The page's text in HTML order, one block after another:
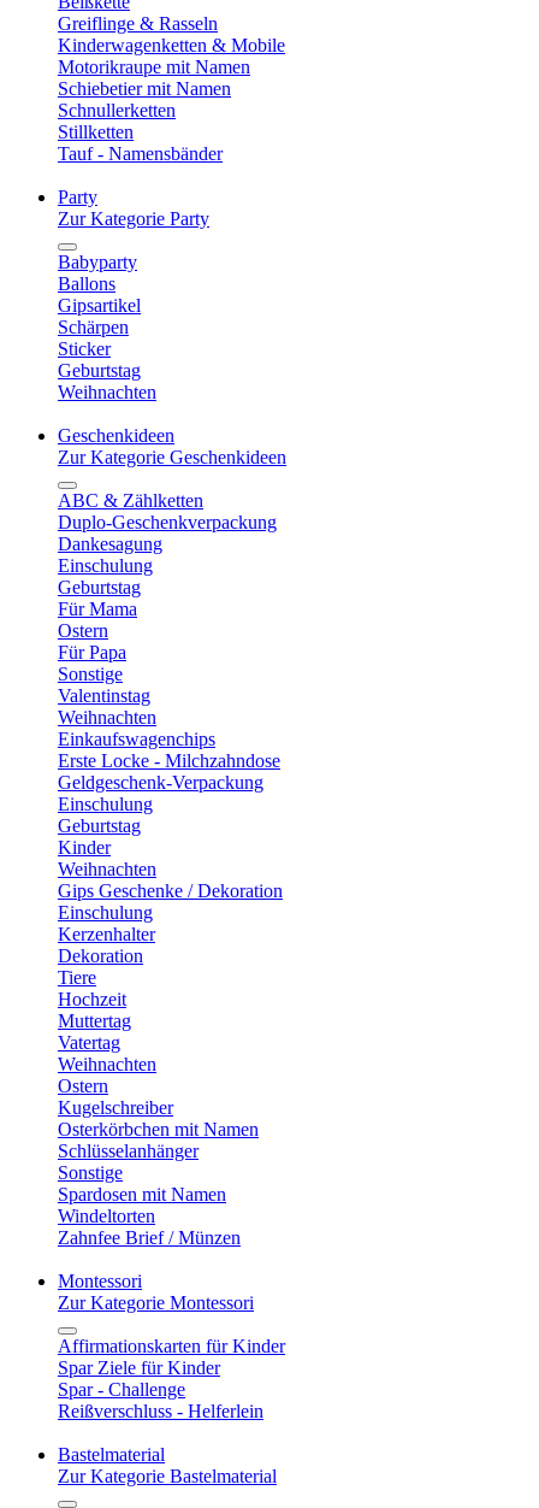
Greiflinge & Rasseln
Kinderwagenketten & Mobile
Motorikraupe mit Namen
Schiebetier mit Namen
Schnullerketten
Stillketten
Tauf - Namensbänder
Party
Zur Kategorie Party
Babyparty
Ballons
Gipsartikel
Schärpen
Sticker
Geburtstag
Weihnachten
Geschenkideen
Zur Kategorie Geschenkideen
ABC & Zählketten
Duplo-Geschenkverpackung
Dankesagung
Einschulung
Geburtstag
Für Mama
Ostern
Für Papa
Sonstige
Valentinstag
Weihnachten
Einkaufswagenchips
Erste Locke - Milchzahndose
Geldgeschenk-Verpackung
Einschulung
Geburtstag
Kinder
Weihnachten
Gips Geschenke / Dekoration
Einschulung
Kerzenhalter
Dekoration
Tiere
Hochzeit
Muttertag
Vatertag
Weihnachten
Ostern
Kugelschreiber
Osterkörbchen mit Namen
Schlüsselanhänger
Sonstige
Spardosen mit Namen
Windeltorten
Zahnfee Brief / Münzen
Montessori
Zur Kategorie Montessori
Affirmationskarten für Kinder
Spar Ziele für Kinder
Spar - Challenge
Reißverschluss - Helferlein
Bastelmaterial
Zur Kategorie Bastelmaterial